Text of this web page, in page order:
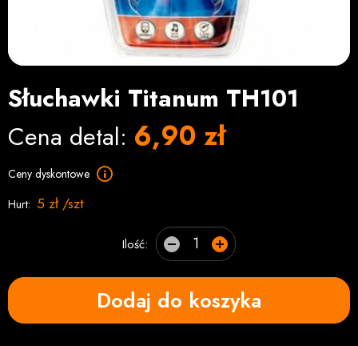
Słuchawki Titanum TH101
Cena detal: 6,90 zł
Ceny dyskontowe
Hurt: 5 zł /szt
Ilość:
Dodaj do koszyka